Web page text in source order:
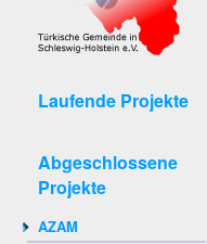
Laufende Projekte
Abgeschlossene
Projekte
AZAM